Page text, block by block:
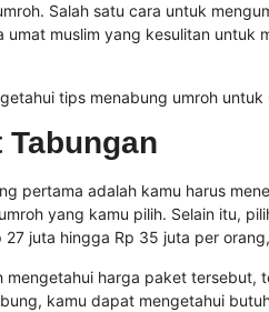
Salah satu cara untuk
muslim yang kesulitan untuk
tips menabung umroh
Tabungan
pertama adalah kamu harus
yang kamu pilih. Selain itu,
27 juta hingga Rp 35 juta per
mengetahui harga paket
kamu dapat mengetahui